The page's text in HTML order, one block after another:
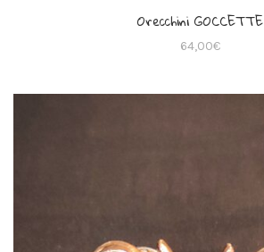
Orecchini GOCCETTE
64,00€